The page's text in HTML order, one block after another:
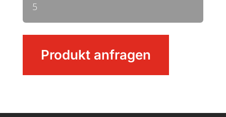
MengeProdukt anfragen
5